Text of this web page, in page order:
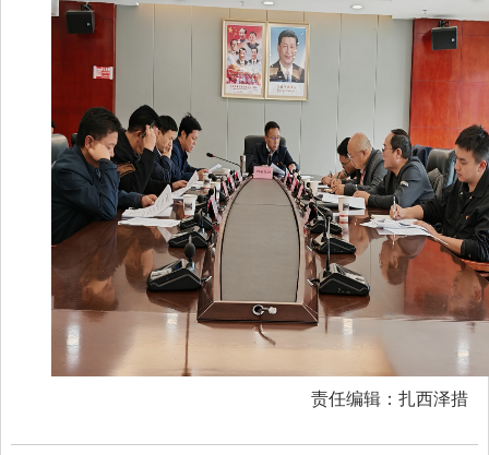
责任编辑：扎西泽措